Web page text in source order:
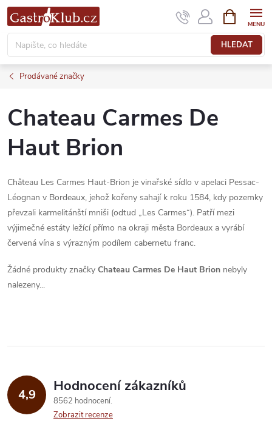
Přejít
na
obsah
HLEDAT
NÁKUPNÍ
KOŠÍK
Prodávané značky
Chateau Carmes De
Haut Brion
Château Les Carmes Haut-Brion je vinařské sídlo v apelaci Pessac-
Léognan v Bordeaux, jehož kořeny sahají k roku 1584, kdy pozemky
převzali karmelitánští mniši (odtud „Les Carmes“). Patří mezi
výjimečné estáty ležící přímo na okraji města Bordeaux a vyrábí
červená vína s výrazným podílem cabernetu franc.
Žádné produkty značky Chateau Carmes De Haut Brion nebyly
nalezeny...
4,9 Hodnocení zákazníků
8562 hodnocení
Zobrazit recenze